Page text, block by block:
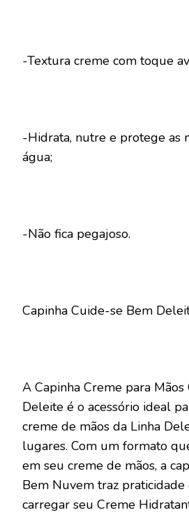
-Textura creme com toque
-Hidrata, nutre e protege as
água;
-Não fica pegajoso.
Capinha Cuide-se Bem
A Capinha Creme para
Deleite é o acessório ideal
creme de mãos da Linha
lugares. Com um formato
em seu creme de mãos, a
Bem Nuvem traz praticidade
carregar seu Creme